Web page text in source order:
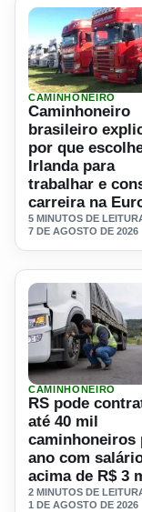
Ler materia:
CAMINHONEIRO
Caminhoneiro
brasileiro
por que
Irlanda para
trabalhar e
carreira na
5 MINUTOS DE
7 DE AGOSTO DE 2026
Ler materia: RS
CAMINHONEIRO
RS pode
até 40 mil
caminhoneiros
ano com
acima de R$ 3
2 MINUTOS DE
1 DE AGOSTO DE 2026